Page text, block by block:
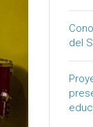
del